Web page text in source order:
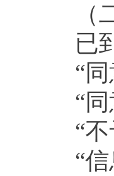
（二
已到
“同
“同
“不
“信